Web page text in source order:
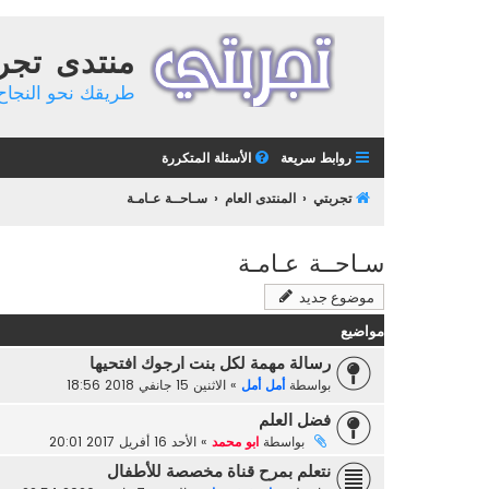
منتدى
طريقك نحو النجاح
روابط سريعة الأسئلة المتكررة
تجربتي المنتدى العام سـاحــة عـامـة
سـاحــة عـامـة
موضوع جديد
مواضيع
رسالة مهمة لكل بنت ارجوك افتحيها
بواسطةأمل أمل » الاثنين 15 جانفي 2018 18:56
فضل العلم
بواسطة ابو محمد » الأحد 16 أفريل 2017 20:01
نتعلم بمرح قناة مخصصة للأطفال